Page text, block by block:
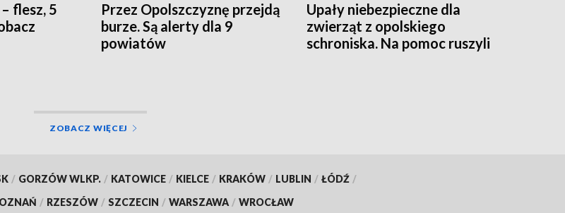
flesz, 5
Przez Opolszczyznę przejdą
burze. Są alerty dla 9
powiatów
Upały niebezpieczne dla
zwierząt z opolskiego
schroniska. Na pomoc ruszyli
ZOBACZ WIĘCEJ
/ GORZÓW WLKP. / KATOWICE / KIELCE / KRAKÓW / LUBLIN / ŁÓDŹ /
/ RZESZÓW / SZCZECIN / WARSZAWA / WROCŁAW